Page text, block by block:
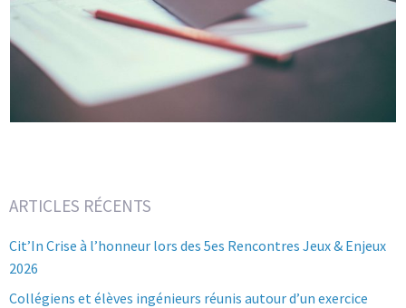
ARTICLES RÉCENTS
Cit’In Crise à l’honneur lors des 5es Rencontres Jeux & Enjeux
2026
Collégiens et élèves ingénieurs réunis autour d’un exercice